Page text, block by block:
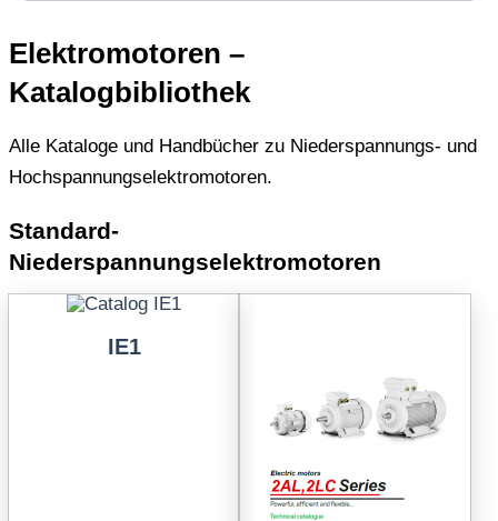
Elektromotoren –
Katalogbibliothek
Alle Kataloge und Handbücher zu Niederspannungs- und
Hochspannungselektromotoren.
Standard-
Niederspannungselektromotoren
IE1